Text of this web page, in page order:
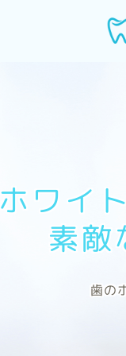
ホワイ
素敵
歯の